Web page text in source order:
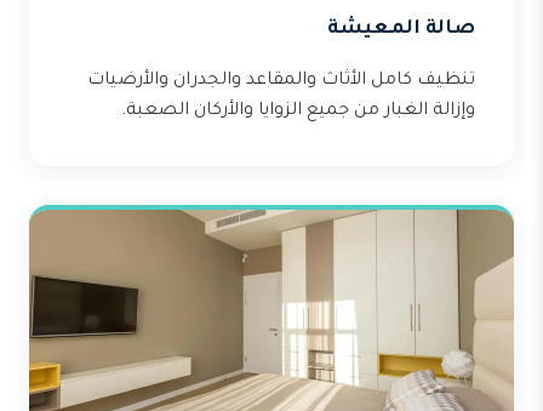
صالة المعيشة
تنظيف كامل الأثاث والمقاعد والجدران والأرضيات
وإزالة الغبار من جميع الزوايا والأركان الصعبة.